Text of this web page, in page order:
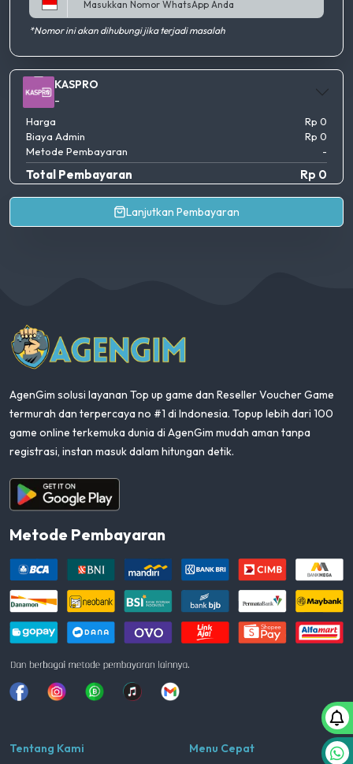
*Nomor ini akan dihubungi jika terjadi masalah
KASPRO
-
Harga
Rp 0
Biaya Admin
Rp 0
Metode Pembayaran
-
Total Pembayaran Rp 0
Lanjutkan Pembayaran
AgenGim
AgenGim solusi layanan Top up game dan Reseller Voucher Game
termurah dan terpercaya no #1 di Indonesia. Topup lebih dari 100
game online terkemuka dunia di AgenGim mudah aman tanpa
registrasi, instan masuk dalam hitungan detik.
Aplikasi Android
Metode Pembayaran
FacebookInstagramWhatsapp
Tiktok youtube
Tentang Kami Menu Cepat